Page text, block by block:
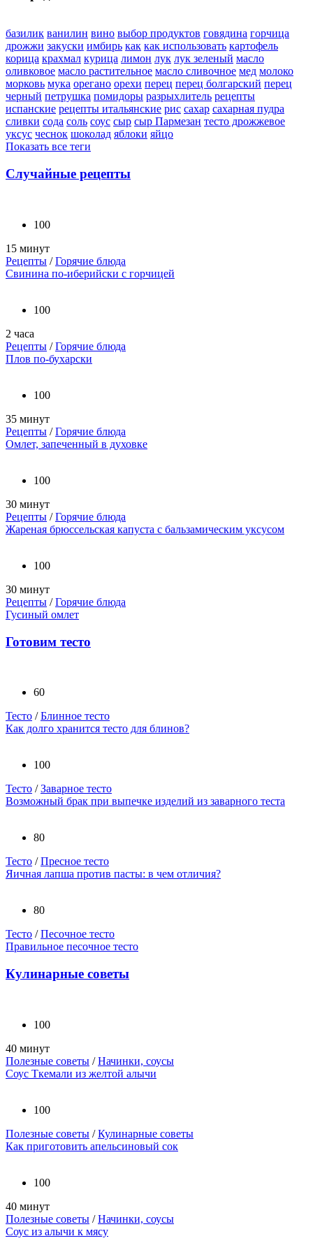
базилик ванилин вино выбор продуктов говядина горчица
дрожжи закуски имбирь как как использовать картофель
корица крахмал курица лимон лук лук зеленый масло
оливковое масло растительное масло сливочное мед молоко
морковь мука орегано орехи перец перец болгарский перец
черный петрушка помидоры разрыхлитель рецепты
испанские рецепты итальянские рис сахар сахарная пудра
сливки сода соль соус сыр сыр Пармезан тесто дрожжевое
уксус чеснок шоколад яблоки яйцо
Показать все теги
Случайные рецепты
100
15 минут
Рецепты /Горячие блюда
Свинина по-иберийски с горчицей
100
2 часа
Рецепты /Горячие блюда
Плов по-бухарски
100
35 минут
Рецепты /Горячие блюда
Омлет, запеченный в духовке
100
30 минут
Рецепты /Горячие блюда
Жареная брюссельская капуста с бальзамическим уксусом
100
30 минут
Рецепты /Горячие блюда
Гусиный омлет
Готовим тесто
60
Тесто /Блинное тесто
Как долго хранится тесто для блинов?
100
Тесто /Заварное тесто
Возможный брак при выпечке изделий из заварного теста
80
Тесто /Пресное тесто
Яичная лапша против пасты: в чем отличия?
80
Тесто /Песочное тесто
Правильное песочное тесто
Кулинарные советы
100
40 минут
Полезные советы /Начинки, соусы
Соус Ткемали из желтой алычи
100
Полезные советы /Кулинарные советы
Как приготовить апельсиновый сок
100
40 минут
Полезные советы /Начинки, соусы
Соус из алычи к мясу